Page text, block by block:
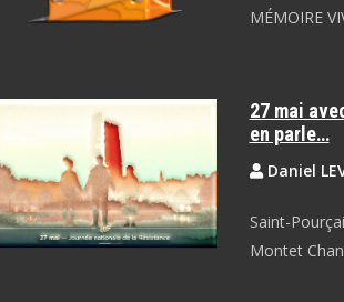
MÉMOIRE
27 mai
en parle…
Daniel
Saint-
Montet